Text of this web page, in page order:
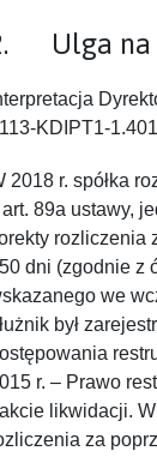
Ulga na
KDIPT1-
2018 r. spółka
89a ustawy,
rozliczenia
dni (zgodnie z
we
był
r. – Prawo
likwidacji.
za